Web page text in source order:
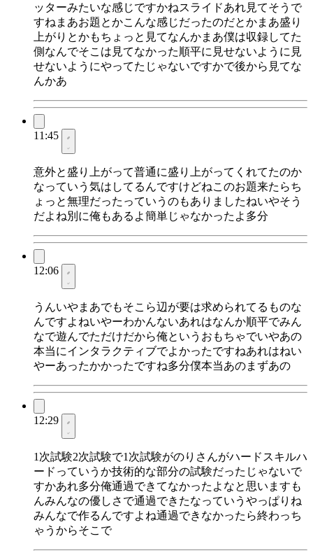
ッターみたいな感じですかねスライドあれ見てそうで
すねまあお題とかこんな感じだったのだとかまあ盛り
上がりとかもちょっと見てなんかまあ僕は収録してた
側なんでそこは見てなかった順平に見せないように見
せないようにやってたじゃないですかで後から見てな
んかあ
11:45
意外と盛り上がって普通に盛り上がってくれてたのか
なっていう気はしてるんですけどねこのお題来たらち
ょっと無理だったっていうのもありましたねいやそう
だよね別に俺もあるよ簡単じゃなかったよ多分
12:06
うんいやまあでもそこら辺が要は求められてるものな
んですよねいやーわかんないあれはなんか順平でみん
なで遊んでただけだから俺というおもちゃでいやあの
本当にインタラクティブでよかったですねあれはねい
やーあったかかったですね多分僕本当あのまずあの
12:29
1次試験2次試験で1次試験がのりさんがハードスキルハ
ードっていうか技術的な部分の試験だったじゃないで
すかあれ多分俺通過できてなかったよなと思いますも
んみんなの優しさで通過できたなっていうやっぱりね
みんなで作るんですよね通過できなかったら終わっち
ゃうからそこで